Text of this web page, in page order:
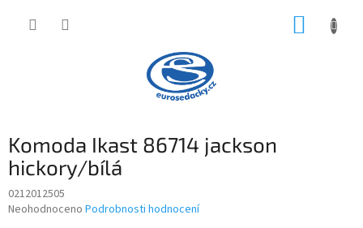
Komoda Ikast 86714 jackson
hickory/bílá
0212012505
Průměrné
Neohodnoceno Podrobnosti hodnocení